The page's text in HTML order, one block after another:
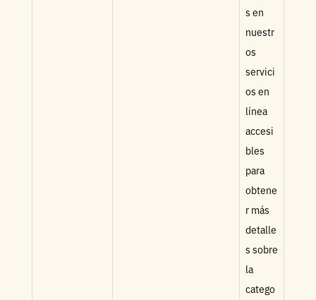
s en
nuestr
os
servici
os en
línea
accesi
bles
para
obtene
r más
detalle
s sobre
la
catego